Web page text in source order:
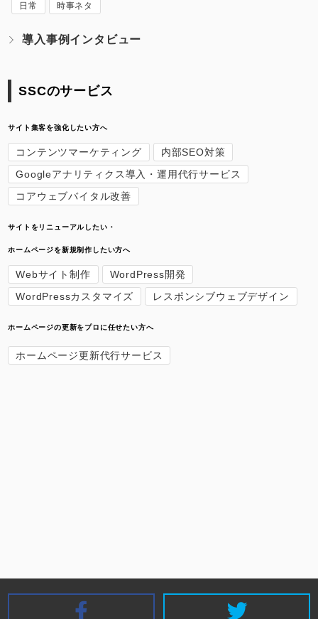
日常 時事ネタ
導入事例インタビュー
SSCのサービス
サイト集客を強化したい方へ
コンテンツマーケティング
内部SEO対策
Googleアナリティクス導入・運用代行サービス
コアウェブバイタル改善
サイトをリニューアルしたい・
ホームページを新規制作したい方へ
Webサイト制作
WordPress開発
WordPressカスタマイズ
レスポンシブウェブデザイン
ホームページの更新をプロに任せたい方へ
ホームページ更新代行サービス
SSC Facebook